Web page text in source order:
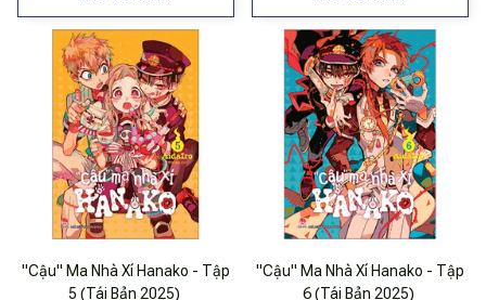
"Cậu" Ma Nhà Xí Hanako - Tập
5 (Tái Bản 2025)
"Cậu" Ma Nhà Xí Hanako - Tập
6 (Tái Bản 2025)